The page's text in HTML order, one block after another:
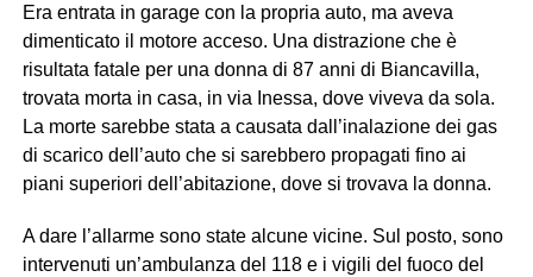
lavoro “di fatto”. Gli altri tre (destinatari dell’obbligo di
presentazione alla polizia giudiziaria) eseguivano gli
ordini e svolgevano funzioni di controllo sul campo,
vigilando sull’attività dei lavoratori, imponendo ritmi e
carichi sproporzionati con “modalità intimidatorie”. Erano
loro a gestire anche l’alloggio fatiscente (privo di luce e
acqua) imposto ai lavoratori, trattenendone le somme
allontanarli se non avessero accettato tali condizioni,
Era entrata in garage con la propria auto, ma aveva
dimenticato il motore acceso. Una distrazione che è
risultata fatale per una donna di 87 anni di Biancavilla,
trovata morta in casa, in via Inessa, dove viveva da sola.
La morte sarebbe stata a causata dall’inalazione dei gas
di scarico dell’auto che si sarebbero propagati fino ai
piani superiori dell’abitazione, dove si trovava la donna.
A dare l’allarme sono state alcune vicine. Sul posto, sono
intervenuti un’ambulanza del 118 e i vigili del fuoco del